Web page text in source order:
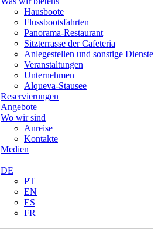
Hausboote
Flussbootsfahrten
Panorama-Restaurant
Sitzterrasse der Cafeteria
Anlegestellen und sonstige Dienste
Veranstaltungen
Unternehmen
Alqueva-Stausee
Reservierungen
Angebote
Wo wir sind
Anreise
Kontakte
Medien
DE
PT
EN
ES
FR